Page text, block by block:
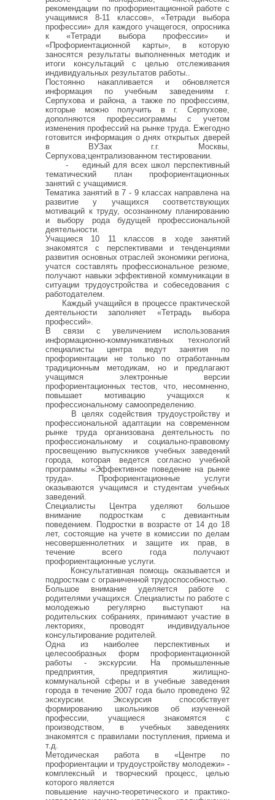
рекомендации по профориентационной работе с
учащимися 8-11 классов», «Тетради выбора
профессии» для каждого учащегося, опросника
к «Тетради выбора профессии» и
«Профориентационной карты», в которую
заносятся результаты выполненных методик и
итоги консультаций с целью отслеживания
индивидуальных результатов работы..
Постоянно накапливается и обновляется
информация по учебным заведениям г.
Серпухова и района, а также по профессиям,
которые можно получить в г. Серпухове,
дополняются профессиограммы с учетом
изменения профессий на рынке труда. Ежегодно
готовится информация о днях открытых дверей
в ВУЗах г.г. Москвы,
Серпухова;централизованном тестировании.
- единый для всех школ перспективный
тематический план профориентационных
занятий с учащимися.
Тематика занятий в 7 - 9 классах направлена на
развитие у учащихся соответствующих
мотиваций к труду, осознанному планированию
и выбору рода будущей профессиональной
деятельности.
Учащиеся 10 11 классов в ходе занятий
знакомятся с перспективами и тенденциями
развития основных отраслей экономики региона,
учатся составлять профессиональное резюме,
получают навыки эффективной коммуникации в
ситуации трудоустройства и собеседования с
работодателем.
Каждый учащийся в процессе практической
деятельности заполняет «Тетрадь выбора
профессий».
В связи с увеличением использования
информационно-коммуникативных технологий
специалисты центра ведут занятия по
профориентации не только по отработанным
традиционным методикам, но и предлагают
учащимся электронные версии
профориентационных тестов, что, несомненно,
повышает мотивацию учащихся к
профессиональному самоопределению.
В целях содействия трудоустройству и
профессиональной адаптации на современном
рынке труда организована деятельность по
профессиональному и социально-правовому
просвещению выпускников учебных заведений
города, которая ведется согласно учебной
программы «Эффективное поведение на рынке
труда». Профориентационные услуги
оказываются учащимся и студентам учебных
заведений.
Специалисты Центра уделяют большое
внимание подросткам с девиантным
поведением. Подростки в возрасте от 14 до 18
лет, состоящие на учете в комиссии по делам
несовершеннолетних и защите их прав, в
течение всего года получают
профориентационные услуги.
Консультативная помощь оказывается и
подросткам с ограниченной трудоспособностью.
Большое внимание уделяется работе с
родителями учащихся. Специалисты по работе с
молодежью регулярно выступают на
родительских собраниях, принимают участие в
лекториях, проводят индивидуальное
консультирование родителей.
Одна из наиболее перспективных и
целесообразных форм профориентационной
работы - экскурсии. На промышленные
предприятия, предприятия жилищно-
коммунальной сферы и в учебные заведения
города в течение 2007 года было проведено 92
экскурсии. Экскурсия способствует
формированию школьников об изученной
профессии, учащиеся знакомятся с
производством, в учебных заведениях
знакомятся с правилами поступления, приема и
т.д.
Методическая работа в «Центре по
профориентации и трудоустройству молодежи» -
комплексный и творческий процесс, целью
которого является
повышение научно-теоретического и практико-